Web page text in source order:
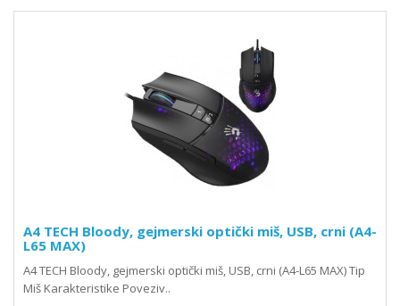
A4 TECH Bloody, gejmerski optički miš, USB, crni (A4-
L65 MAX)
A4 TECH Bloody, gejmerski optički miš, USB, crni (A4-L65 MAX) Tip
Miš Karakteristike Poveziv..